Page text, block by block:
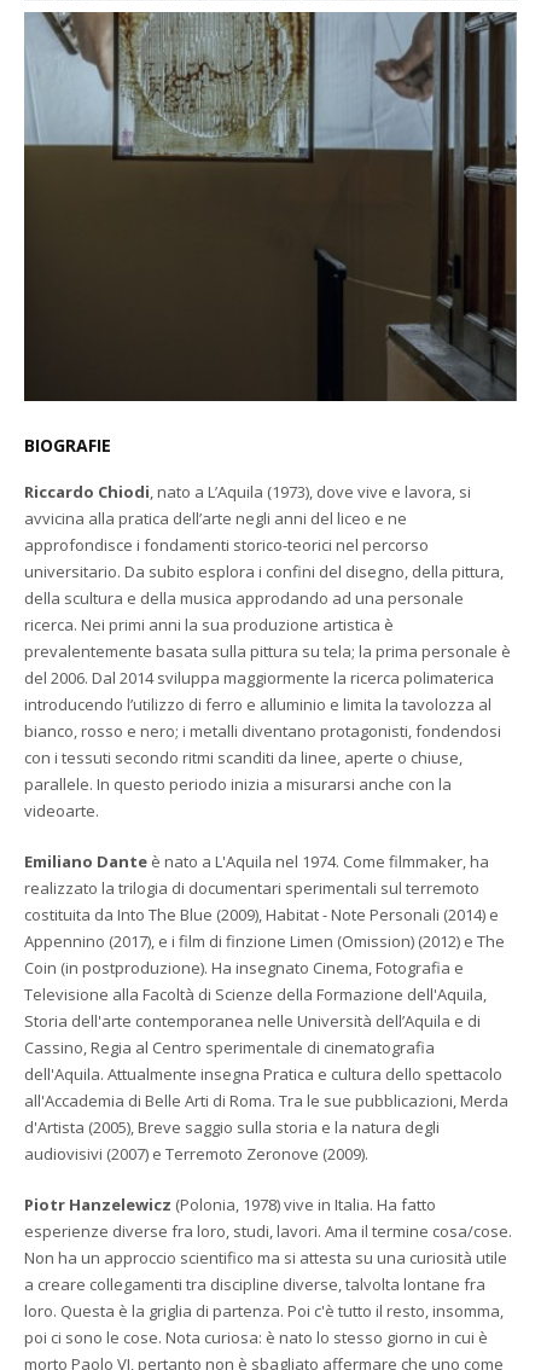
BIOGRAFIE
Riccardo Chiodi, nato a L’Aquila (1973), dove vive e lavora, si
avvicina alla pratica dell’arte negli anni del liceo e ne
approfondisce i fondamenti storico-teorici nel percorso
universitario. Da subito esplora i confini del disegno, della pittura,
della scultura e della musica approdando ad una personale
ricerca. Nei primi anni la sua produzione artistica è
prevalentemente basata sulla pittura su tela; la prima personale è
del 2006. Dal 2014 sviluppa maggiormente la ricerca polimaterica
introducendo l’utilizzo di ferro e alluminio e limita la tavolozza al
bianco, rosso e nero; i metalli diventano protagonisti, fondendosi
con i tessuti secondo ritmi scanditi da linee, aperte o chiuse,
parallele. In questo periodo inizia a misurarsi anche con la
videoarte.
Emiliano Dante è nato a L'Aquila nel 1974. Come filmmaker, ha
realizzato la trilogia di documentari sperimentali sul terremoto
costituita da Into The Blue (2009), Habitat - Note Personali (2014) e
Appennino (2017), e i film di finzione Limen (Omission) (2012) e The
Coin (in postproduzione). Ha insegnato Cinema, Fotografia e
Televisione alla Facoltà di Scienze della Formazione dell'Aquila,
Storia dell'arte contemporanea nelle Università dell’Aquila e di
Cassino, Regia al Centro sperimentale di cinematografia
dell'Aquila. Attualmente insegna Pratica e cultura dello spettacolo
all'Accademia di Belle Arti di Roma. Tra le sue pubblicazioni, Merda
d'Artista (2005), Breve saggio sulla storia e la natura degli
audiovisivi (2007) e Terremoto Zeronove (2009).
Piotr Hanzelewicz (Polonia, 1978) vive in Italia. Ha fatto
esperienze diverse fra loro, studi, lavori. Ama il termine cosa/cose.
Non ha un approccio scientifico ma si attesta su una curiosità utile
a creare collegamenti tra discipline diverse, talvolta lontane fra
loro. Questa è la griglia di partenza. Poi c'è tutto il resto, insomma,
poi ci sono le cose. Nota curiosa: è nato lo stesso giorno in cui è
morto Paolo VI, pertanto non è sbagliato affermare che uno come